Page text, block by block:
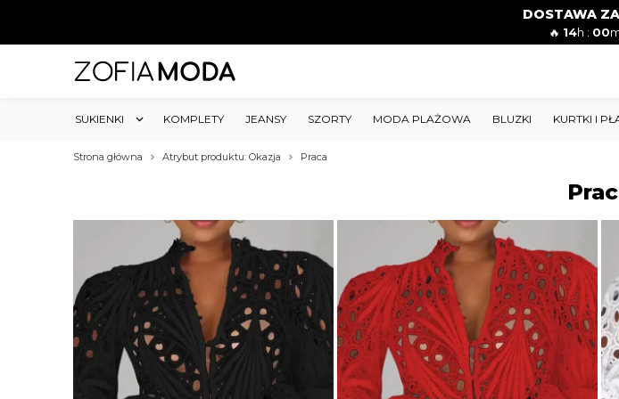
DOSTAWA
🔥 14h : 00
SUKIENKI KOMPLETY JEANSY SZORTY MODA PLAŻOWA BLUZKI KURTKI I
Strona główna Atrybut produktu: Okazja Praca